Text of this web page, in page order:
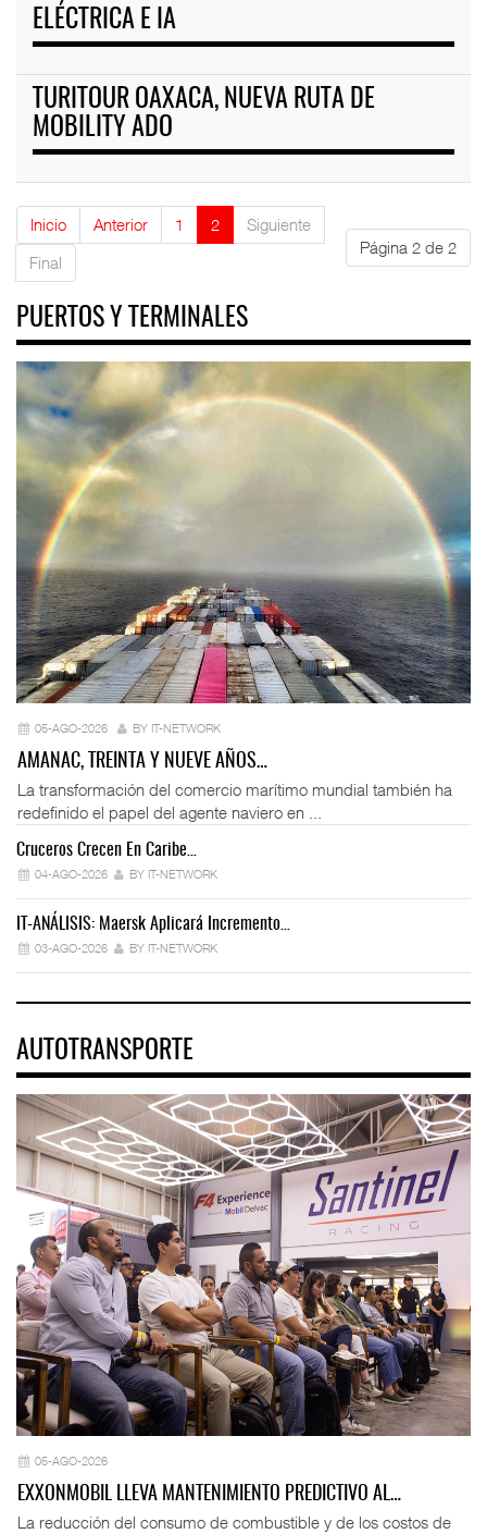
ELÉCTRICA E IA
TURITOUR OAXACA, NUEVA RUTA DE
MOBILITY ADO
Página 2 de 2
Inicio Anterior 1 2
Siguiente
Final
PUERTOS Y TERMINALES
05-AGO-2026 BY IT-NETWORK
AMANAC, TREINTA Y NUEVE AÑOS…
La transformación del comercio marítimo mundial también ha
redefinido el papel del agente naviero en ...
Cruceros Crecen En Caribe…
04-AGO-2026 BY IT-NETWORK
IT-ANÁLISIS: Maersk Aplicará Incremento…
03-AGO-2026 BY IT-NETWORK
AUTOTRANSPORTE
05-AGO-2026
EXXONMOBIL LLEVA MANTENIMIENTO PREDICTIVO AL…
La reducción del consumo de combustible y de los costos de